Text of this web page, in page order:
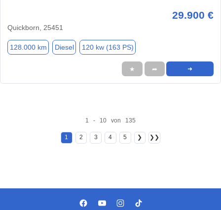
29.900 €
Quickborn, 25451
128.000 km Diesel 120 kw (163 PS)
★ ➦ ➜
1 - 10 von 135
1 2 3 4 5 ❯ ❯❯